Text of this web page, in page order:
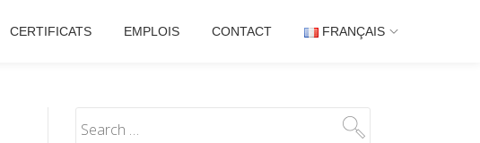
CERTIFICATS EMPLOIS CONTACT FRANÇAIS